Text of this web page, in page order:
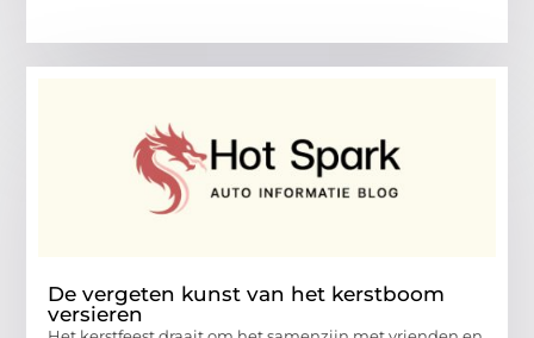
De vergeten kunst van het kerstboom
versieren